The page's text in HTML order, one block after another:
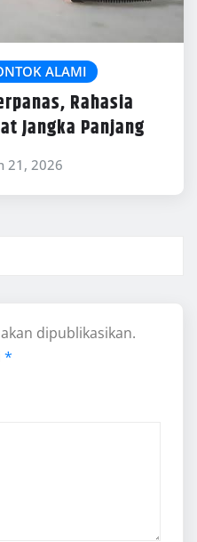
ALAMI
Rahasia
Jangka Panjang
21, 2026
dipublikasikan.
*